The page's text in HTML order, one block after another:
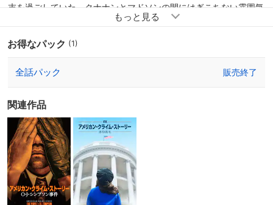
末を過ごしていた。クナナンとマドソンの間にはぎこちない雰囲気
が漂うが、そこへ２人の共通の友人ジェフリー・トレイルが訪れ、
人鬼アンドリュー・クナナン”による悲劇が幕を開ける…。
お得なパック (1)
全話パック 販売終了
関連作品